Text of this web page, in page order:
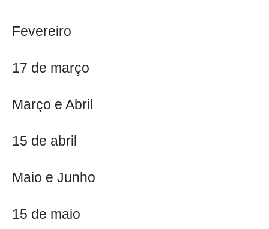
Fevereiro
17 de março
Março e Abril
15 de abril
Maio e Junho
15 de maio